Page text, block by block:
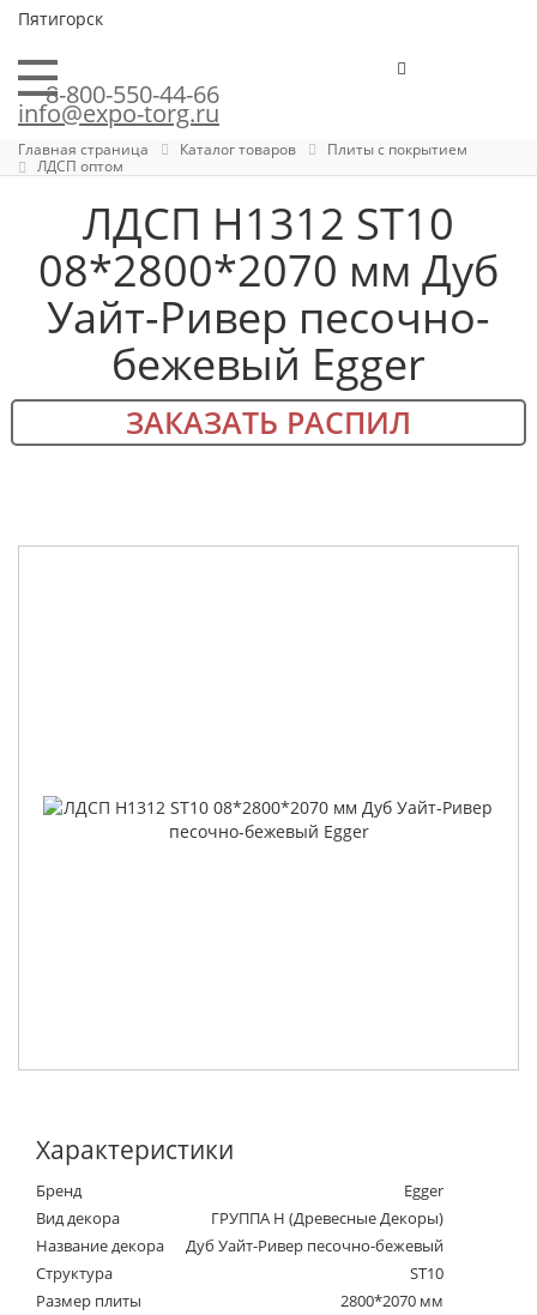
Пятигорск
8-800-550-44-66
info@expo-torg.ru
Главная страница Каталог товаров
Плиты с покрытием
ЛДСП оптом
ЛДСП H1312 ST10
08*2800*2070 мм Дуб
Уайт-Ривер песочно-
бежевый Egger
ЗАКАЗАТЬ РАСПИЛ
Характеристики
Бренд
Egger
Вид декора
ГРУППА Н (Древесные Декоры)
Название декора
Дуб Уайт-Ривер песочно-бежевый
Структура
ST10
Размер плиты
2800*2070 мм